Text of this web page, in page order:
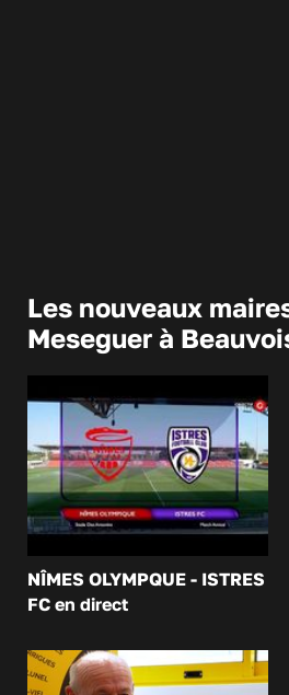
Les nouveaux
Meseguer à
NÎMES OLYMPQUE - ISTRES
FC en direct